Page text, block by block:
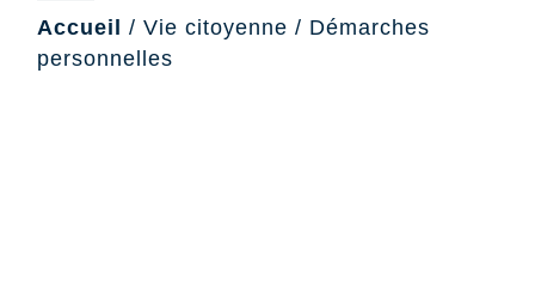
Accueil / Vie citoyenne / Démarches
personnelles